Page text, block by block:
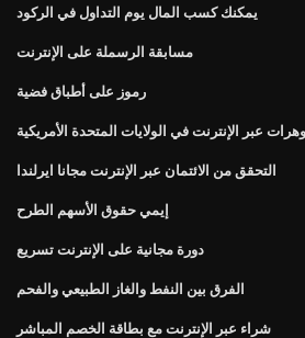
يمكنك كسب المال يوم التداول في الركود
مسابقة الرسملة على الإنترنت
رموز على أطباق فضية
عبر الإنترنت في الولايات المتحدة الأمريكية
التحقق من الائتمان عبر الإنترنت مجانا ايرلندا
إيمي حقوق الأسهم الطرح
دورة مجانية على الإنترنت تسريع
الفرق بين النفط والغاز الطبيعي والفحم
شراء عبر الإنترنت مع بطاقة الخصم المباشر